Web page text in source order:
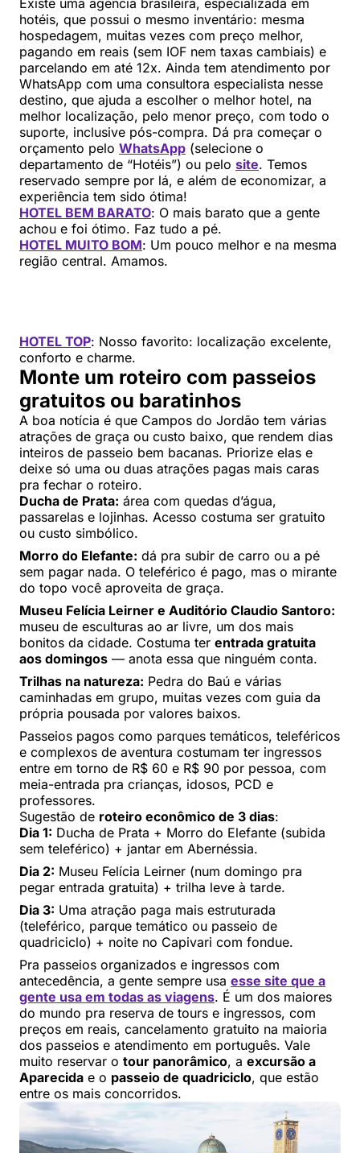
Existe uma agência brasileira, especializada em
hotéis, que possui o mesmo inventário: mesma
hospedagem, muitas vezes com preço melhor,
pagando em reais (sem IOF nem taxas cambiais) e
parcelando em até 12x. Ainda tem atendimento por
WhatsApp com uma consultora especialista nesse
destino, que ajuda a escolher o melhor hotel, na
melhor localização, pelo menor preço, com todo o
suporte, inclusive pós-compra. Dá pra começar o
orçamento pelo WhatsApp (selecione o
departamento de “Hotéis”) ou pelo site. Temos
reservado sempre por lá, e além de economizar, a
experiência tem sido ótima!
HOTEL BEM BARATO: O mais barato que a gente
achou e foi ótimo. Faz tudo a pé.
HOTEL MUITO BOM: Um pouco melhor e na mesma
região central. Amamos.
HOTEL TOP: Nosso favorito: localização excelente,
conforto e charme.
Monte um roteiro com passeios
gratuitos ou baratinhos
A boa notícia é que Campos do Jordão tem várias
atrações de graça ou custo baixo, que rendem dias
inteiros de passeio bem bacanas. Priorize elas e
deixe só uma ou duas atrações pagas mais caras
pra fechar o roteiro.
Ducha de Prata: área com quedas d’água,
passarelas e lojinhas. Acesso costuma ser gratuito
ou custo simbólico.
Morro do Elefante: dá pra subir de carro ou a pé
sem pagar nada. O teleférico é pago, mas o mirante
do topo você aproveita de graça.
Museu Felícia Leirner e Auditório Claudio Santoro:
museu de esculturas ao ar livre, um dos mais
bonitos da cidade. Costuma ter entrada gratuita
aos domingos — anota essa que ninguém conta.
Trilhas na natureza: Pedra do Baú e várias
caminhadas em grupo, muitas vezes com guia da
própria pousada por valores baixos.
Passeios pagos como parques temáticos, teleféricos
e complexos de aventura costumam ter ingressos
entre em torno de R$ 60 e R$ 90 por pessoa, com
meia-entrada pra crianças, idosos, PCD e
professores.
Sugestão de roteiro econômico de 3 dias:
Dia 1: Ducha de Prata + Morro do Elefante (subida
sem teleférico) + jantar em Abernéssia.
Dia 2: Museu Felícia Leirner (num domingo pra
pegar entrada gratuita) + trilha leve à tarde.
Dia 3: Uma atração paga mais estruturada
(teleférico, parque temático ou passeio de
quadriciclo) + noite no Capivari com fondue.
Pra passeios organizados e ingressos com
antecedência, a gente sempre usa esse site que a
gente usa em todas as viagens. É um dos maiores
do mundo pra reserva de tours e ingressos, com
preços em reais, cancelamento gratuito na maioria
dos passeios e atendimento em português. Vale
muito reservar o tour panorâmico, a excursão a
Aparecida e o passeio de quadriciclo, que estão
entre os mais concorridos.